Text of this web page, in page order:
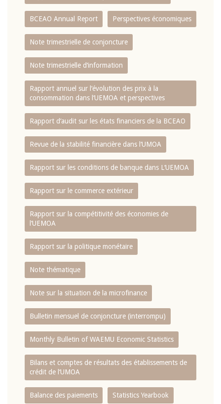
BCEAO Annual Report Perspectives économiques
Note trimestrielle de conjoncture
Note trimestrielle d‘information
Rapport annuel sur l‘évolution des prix à la
consommation dans l‘UEMOA et perspectives
Rapport d‘audit sur les états financiers de la BCEAO
Revue de la stabilité financière dans l‘UMOA
Rapport sur les conditions de banque dans L‘UEMOA
Rapport sur le commerce extérieur
Rapport sur la compétitivité des économies de
l‘UEMOA
Rapport sur la politique monétaire
Note thématique
Note sur la situation de la microfinance
Bulletin mensuel de conjoncture (interrompu)
Monthly Bulletin of WAEMU Economic Statistics
Bilans et comptes de résultats des établissements de
crédit de l‘UMOA
Balance des paiements Statistics Yearbook